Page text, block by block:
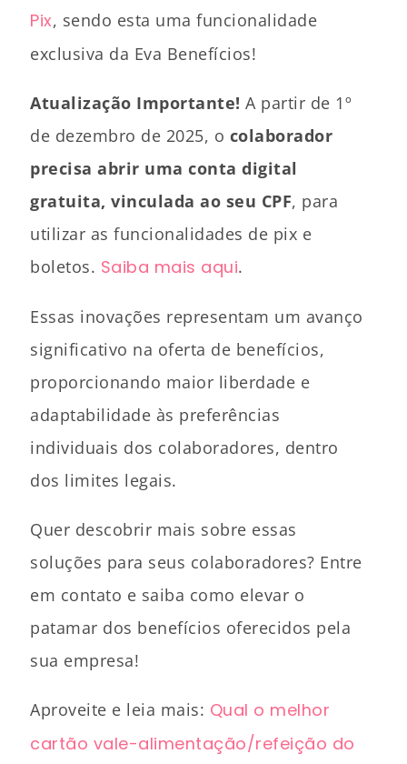
Pix, sendo esta uma funcionalidade
exclusiva da Eva Benefícios!
Atualização Importante! A partir de 1º
de dezembro de 2025, o colaborador
precisa abrir uma conta digital
gratuita, vinculada ao seu CPF, para
utilizar as funcionalidades de pix e
boletos. Saiba mais aqui.
Essas inovações representam um avanço
significativo na oferta de benefícios,
proporcionando maior liberdade e
adaptabilidade às preferências
individuais dos colaboradores, dentro
dos limites legais.
Quer descobrir mais sobre essas
soluções para seus colaboradores? Entre
em contato e saiba como elevar o
patamar dos benefícios oferecidos pela
sua empresa!
Aproveite e leia mais: Qual o melhor
cartão vale-alimentação/refeição do